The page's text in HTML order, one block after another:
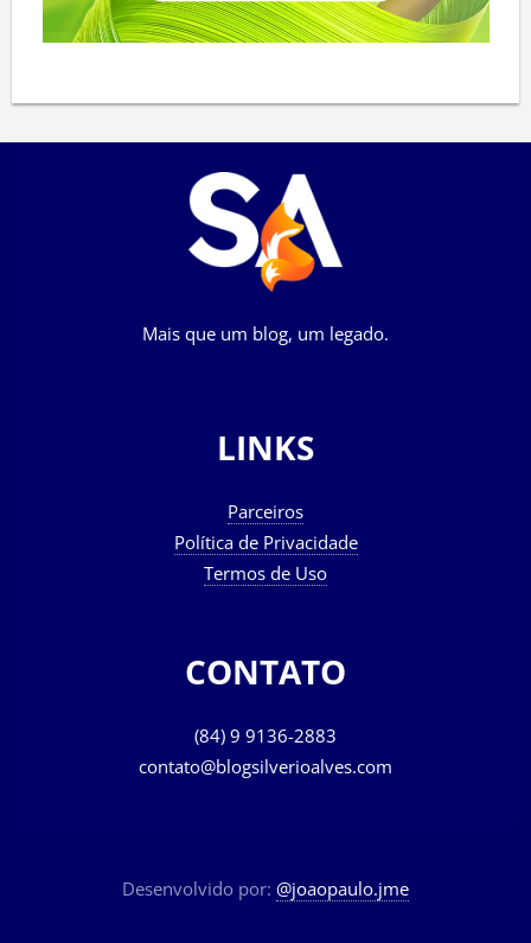
Mais que um blog, um legado.
LINKS
Parceiros
Política de Privacidade
Termos de Uso
CONTATO
(84) 9 9136-2883
contato@blogsilverioalves.com
Desenvolvido por: @joaopaulo.jme